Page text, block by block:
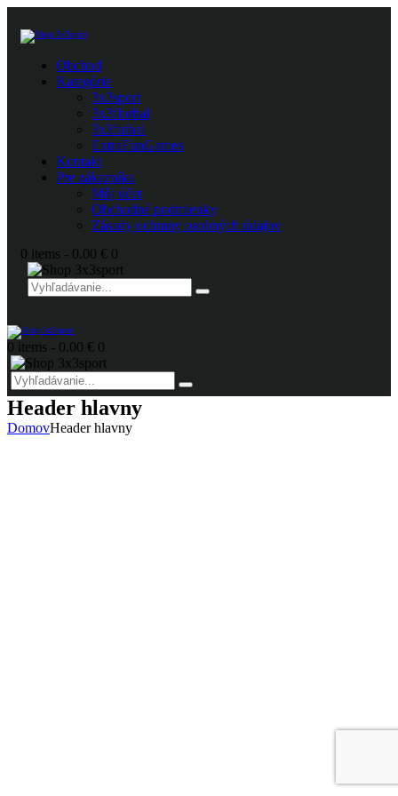
Obchod
Kategórie
3x3sport
3x3florbal
3x3futbal
ExtraFunGames
Kontakt
Pre zákazníka
Môj účet
Obchodné podmienky
Zásady ochrany osobných údajov
0 items - 0.00 € 0
0 items - 0.00 € 0
Header hlavny
DomovHeader hlavny